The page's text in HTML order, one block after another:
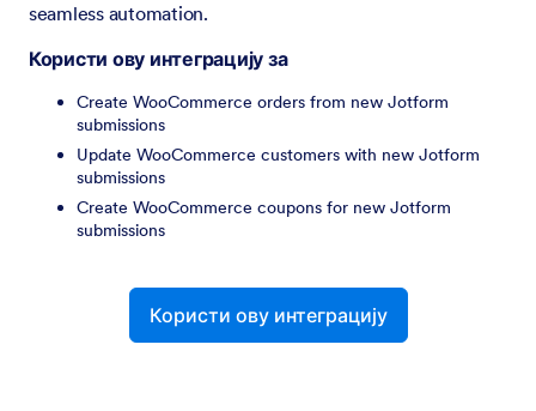
seamless automation.
Користи ову интеграцију за
Create WooCommerce orders from new Jotform
submissions
Update WooCommerce customers with new Jotform
submissions
Create WooCommerce coupons for new Jotform
submissions
Користи ову интеграцију